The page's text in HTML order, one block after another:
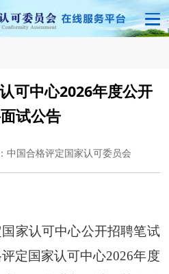
可中心2026年度公开
试公告
中国合格评定国家认可委员会
家认可中心公开招聘笔试
定国家认可中心2026年度